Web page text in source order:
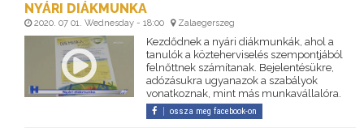
NYÁRI DIÁKMUNKA
2020. 07 01. Wednesday - 18:00 Zalaegerszeg
Kezdődnek a nyári diákmunkák, ahol a
tanulók a közteherviselés szempontjából
felnőttnek számítanak. Bejelentésükre,
adózásukra ugyanazok a szabályok
vonatkoznak, mint más munkavállalóra.
ossza meg facebook-on